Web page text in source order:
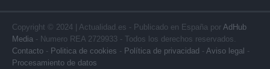
Copyright © 2024 | Actualidad.es - Publicado en España por AdHub
Media - Numero REA 2729933 - Todos los derechos reservados.
Contacto - Politica de cookies - Política de privacidad - Aviso legal -
Procesamiento de datos